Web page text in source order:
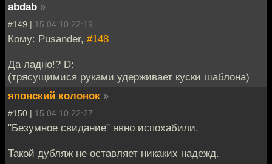
abdab »
#149 | 15.04.10 22:19
Кому: Pusander, #148
Да ладно!? D:
(трясущимися руками удерживает куски шаблона)
японский колонок »
#150 | 15.04.10 22:27
"Безумное свидание" явно испохабили.
Такой дубляж не оставляет никаких надежд.